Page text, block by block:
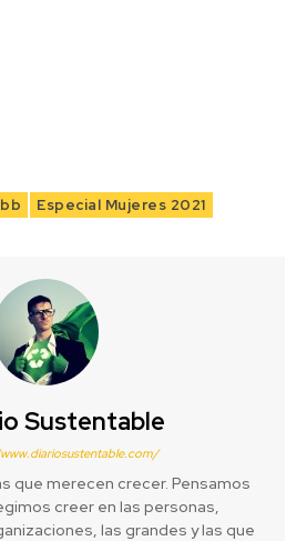
Especial Mujeres 2021
Sustentable
que merecen crecer. Pensamos
creer en las personas,
las grandes y las que